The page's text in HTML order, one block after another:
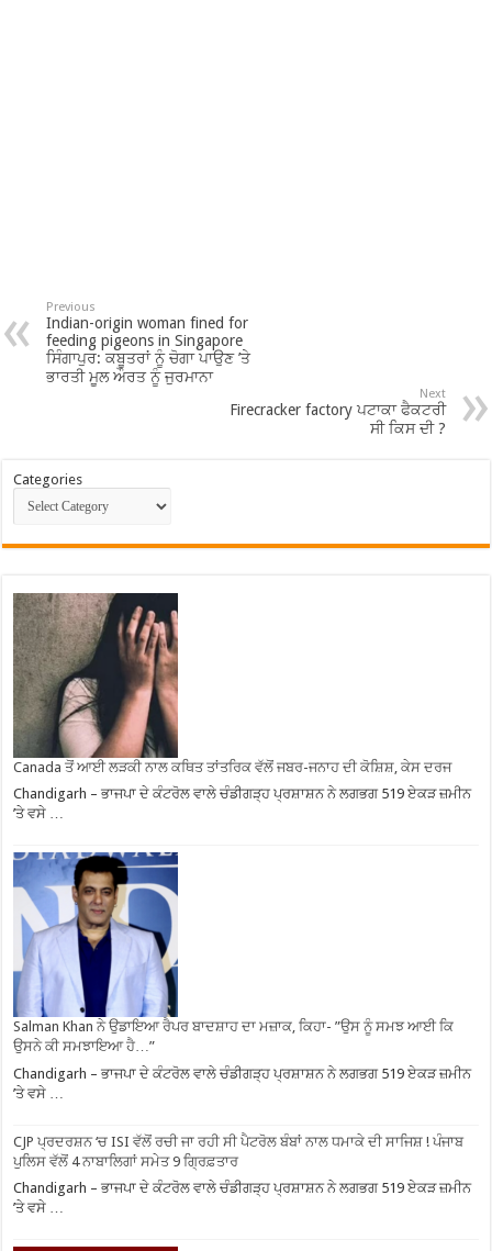
Previous
Indian-origin woman fined for
feeding pigeons in Singapore
ਸਿੰਗਾਪੁਰ: ਕਬੂਤਰਾਂ ਨੂੰ ਚੋਗਾ ਪਾਉਣ ’ਤੇ
ਭਾਰਤੀ ਮੂਲ ਔਰਤ ਨੂੰ ਜੁਰਮਾਨਾ
Next
Firecracker factory ਪਟਾਕਾ ਫੈਕਟਰੀ
ਸੀ ਕਿਸ ਦੀ ?
Categories
Canada ਤੋਂ ਆਈ ਲੜਕੀ ਨਾਲ ਕਥਿਤ ਤਾਂਤਰਿਕ ਵੱਲੋਂ ਜਬਰ-ਜਨਾਹ ਦੀ ਕੋਸ਼ਿਸ਼, ਕੇਸ ਦਰਜ
Chandigarh – ਭਾਜਪਾ ਦੇ ਕੰਟਰੋਲ ਵਾਲੇ ਚੰਡੀਗੜ੍ਹ ਪ੍ਰਸ਼ਾਸ਼ਨ ਨੇ ਲਗਭਗ 519 ਏਕੜ ਜ਼ਮੀਨ
’ਤੇ ਵਸੇ …
Salman Khan ਨੇ ਉਡਾਇਆ ਰੈਪਰ ਬਾਦਸ਼ਾਹ ਦਾ ਮਜ਼ਾਕ, ਕਿਹਾ- ”ਉਸ ਨੂੰ ਸਮਝ ਆਈ ਕਿ
ਉਸਨੇ ਕੀ ਸਮਝਾਇਆ ਹੈ…”
Chandigarh – ਭਾਜਪਾ ਦੇ ਕੰਟਰੋਲ ਵਾਲੇ ਚੰਡੀਗੜ੍ਹ ਪ੍ਰਸ਼ਾਸ਼ਨ ਨੇ ਲਗਭਗ 519 ਏਕੜ ਜ਼ਮੀਨ
’ਤੇ ਵਸੇ …
CJP ਪ੍ਰਦਰਸ਼ਨ ‘ਚ ISI ਵੱਲੋਂ ਰਚੀ ਜਾ ਰਹੀ ਸੀ ਪੈਟਰੋਲ ਬੰਬਾਂ ਨਾਲ ਧਮਾਕੇ ਦੀ ਸਾਜਿਸ਼ ! ਪੰਜਾਬ
ਪੁਲਿਸ ਵੱਲੋਂ 4 ਨਾਬਾਲਿਗਾਂ ਸਮੇਤ 9 ਗ੍ਰਿਫ਼ਤਾਰ
Chandigarh – ਭਾਜਪਾ ਦੇ ਕੰਟਰੋਲ ਵਾਲੇ ਚੰਡੀਗੜ੍ਹ ਪ੍ਰਸ਼ਾਸ਼ਨ ਨੇ ਲਗਭਗ 519 ਏਕੜ ਜ਼ਮੀਨ
’ਤੇ ਵਸੇ …